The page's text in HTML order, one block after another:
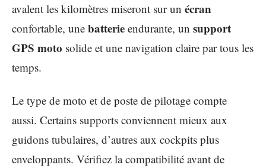
avalent les kilomètres miseront sur un écran
confortable, une batterie endurante, un support
GPS moto solide et une navigation claire par tous les
temps.
Le type de moto et de poste de pilotage compte
aussi. Certains supports conviennent mieux aux
guidons tubulaires, d’autres aux cockpits plus
enveloppants. Vérifiez la compatibilité avant de